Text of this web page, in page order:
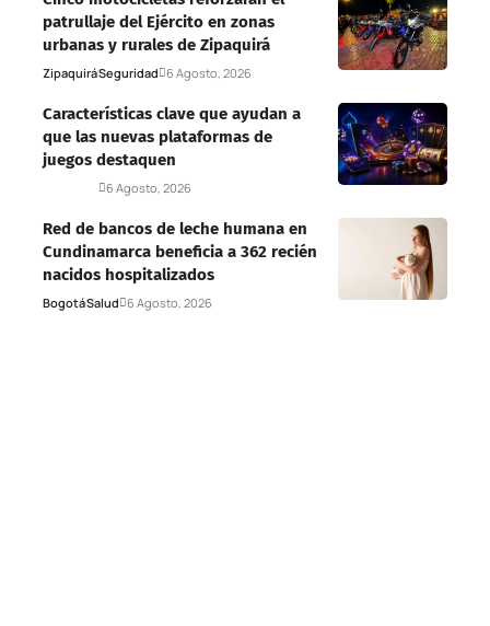
patrullaje del Ejército en zonas
urbanas y rurales de Zipaquirá
ZipaquiráSeguridad 6 Agosto, 2026
Características clave que ayudan a
que las nuevas plataformas de
juegos destaquen
6 Agosto, 2026
Red de bancos de leche humana en
Cundinamarca beneficia a 362 recién
nacidos hospitalizados
BogotáSalud 6 Agosto, 2026